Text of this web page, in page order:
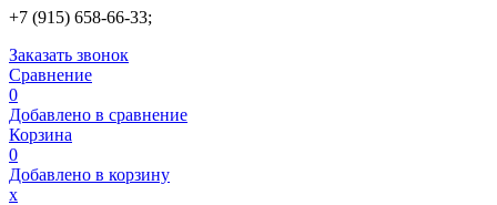
+7 (915) 658-66-33;
Заказать звонок
Сравнение
0
Добавлено в сравнение
Корзина
0
Добавлено в корзину
х